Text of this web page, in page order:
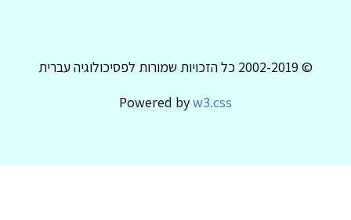
© 2002-2019 כל הזכויות שמורות לפסיכולוגיה עברית
Powered byw3.css